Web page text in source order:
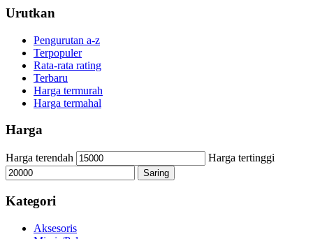
Urutkan
Pengurutan a-z
Terpopuler
Rata-rata rating
Terbaru
Harga termurah
Harga termahal
Harga
Harga terendah Harga tertinggi
Saring
Kategori
Aksesoris